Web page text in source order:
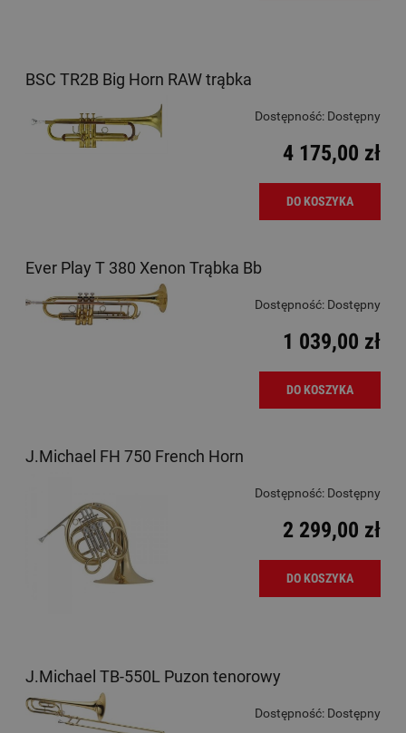
BSC TR2B Big Horn RAW trąbka
Dostępność: Dostępny
4 175,00 zł
DO KOSZYKA
Ever Play T 380 Xenon Trąbka Bb
Dostępność: Dostępny
1 039,00 zł
DO KOSZYKA
J.Michael FH 750 French Horn
Dostępność: Dostępny
2 299,00 zł
DO KOSZYKA
J.Michael TB-550L Puzon tenorowy
Dostępność: Dostępny